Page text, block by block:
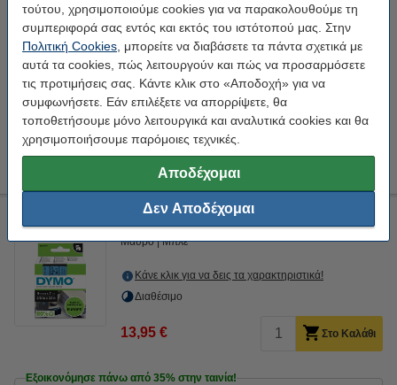
τούτου, χρησιμοποιούμε cookies για να παρακολουθούμε τη
συμπεριφορά σας εντός και εκτός του ιστότοπού μας. Στην
Πολιτική Cookies , μπορείτε να διαβάσετε τα πάντα σχετικά με
αυτά τα cookies, πώς λειτουργούν και πώς να προσαρμόσετε
τις προτιμήσεις σας. Κάντε κλικ στο «Αποδοχή» για να
συμφωνήσετε. Εάν επιλέξετε να απορρίψετε, θα
τοποθετήσουμε μόνο λειτουργικά και αναλυτικά cookies και θα
χρησιμοποιήσουμε παρόμοιες τεχνικές.
Αποδέχομαι
Δεν Αποδέχομαι
Κάνε κλικ για να δεις τα χαρακτηριστικά!
Εξοικονόμησε σχεδόν50%στην ταινία!
Άμεσα διαθέσιμο
Παράγγειλε τώρα, για άμεση παράδοση!
9,50 €
Tip
Ταινία Dymo S0720710 / 40916 7m x 9mm Black on Blue
Μαύρο Μπλε
Κάνε κλικ για να δεις τα χαρακτηριστικά!
Διαθέσιμο
13,95 € Στο Καλάθι
Εξοικονόμησε πάνω από 35% στην ταινία!